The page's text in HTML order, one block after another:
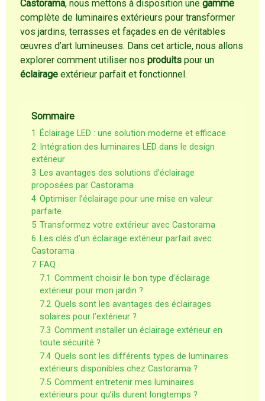
Castorama, nous mettons à disposition unegamme
complète de luminaires extérieurs pour transformer
vos jardins, terrasses et façades en de véritables
œuvres d’art lumineuses. Dans cet article, nous allons
explorer comment utiliser nosproduits pour un
éclairage extérieur parfait et fonctionnel.
Sommaire
1 Éclairage LED : une solution moderne et efficace
2 Intégration des luminaires LED dans le design
extérieur
3 Les avantages des solutions d’éclairage
proposées par Castorama
4 Optimiser l’éclairage pour une mise en valeur
parfaite
5 Transformez votre extérieur avec Castorama
6 Les clés d’un éclairage extérieur parfait avec
Castorama
7 FAQ
7.1 Comment choisir le bon type d’éclairage
extérieur pour mon jardin ?
7.2 Quels sont les avantages des éclairages
solaires pour l’extérieur ?
7.3 Comment installer un éclairage extérieur en
toute sécurité ?
7.4 Quels sont les différents types de luminaires
extérieurs disponibles chez Castorama ?
7.5 Comment entretenir mes luminaires
extérieurs pour qu’ils durent longtemps ?